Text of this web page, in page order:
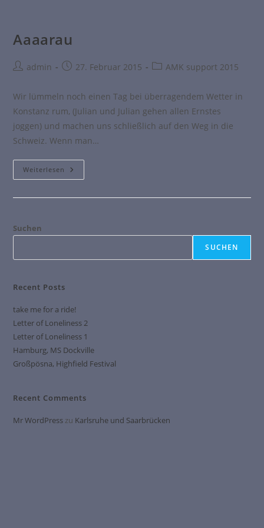
Aaaarau
admin 27. Februar 2015 AMK support 2015
Wir lümmeln noch einen Tag bei überragendem Wetter in
Konstanz rum, (Julian und Julian gehen allen Ernstes
joggen) und machen uns schließlich auf den Weg in die
Schweiz. Wenn man…
Weiterlesen
Suchen
SUCHEN
Recent Posts
take me for a ride!
Letter of Loneliness 2
Letter of Loneliness 1
Hamburg, MS Dockville
Großpösna, Highfield Festival
Recent Comments
Mr WordPress zu Karlsruhe und Saarbrücken